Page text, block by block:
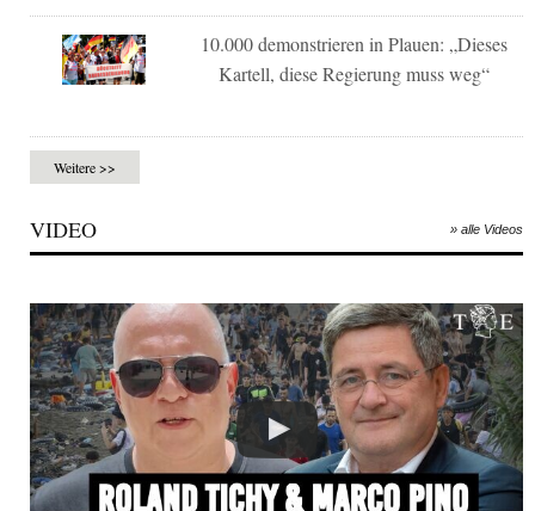
10.000 demonstrieren in Plauen: „Dieses
Kartell, diese Regierung muss weg“
Weitere >>
VIDEO » alle Videos